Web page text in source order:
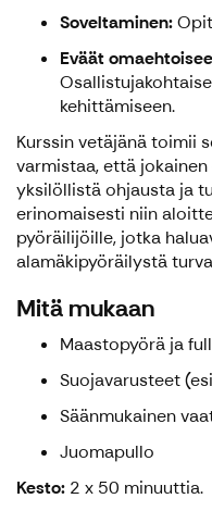
Soveltaminen:
Eväät
kehittämiseen.
Kurssin vetäjänä toimii
varmistaa, että
yksilöllistä ohjausta ja
erinomaisesti niin
pyöräilijöille, jotka
alamäkipyöräilystä
Mitä mukaan
Maastopyörä ja
Suojavarusteet
Säänmukainen
Juomapullo
Kesto: 2 x 50 minuuttia.